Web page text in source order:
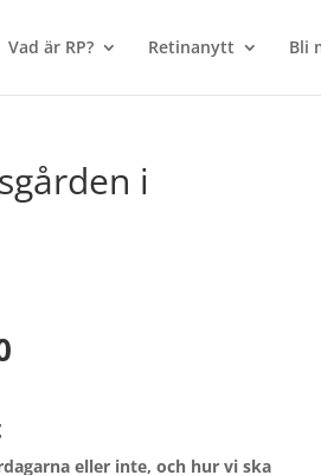
Vad är RP? Retinanytt Bli
i
eller inte, och hur vi ska